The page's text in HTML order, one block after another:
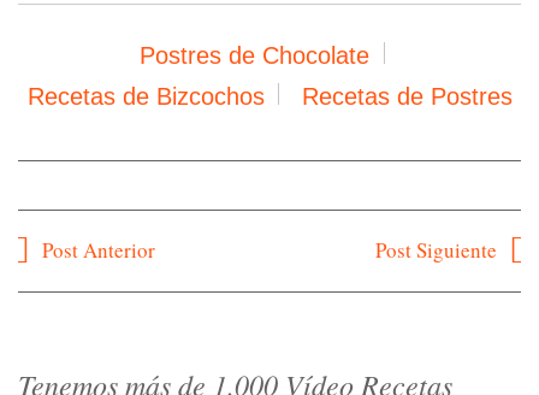
Postres de Chocolate
Recetas de Bizcochos
Recetas de Postres
Navegación
Post Anterior Post Siguiente
Tenemos más de 1.000 Vídeo Recetas